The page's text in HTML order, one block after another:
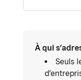
À qui
Seuls